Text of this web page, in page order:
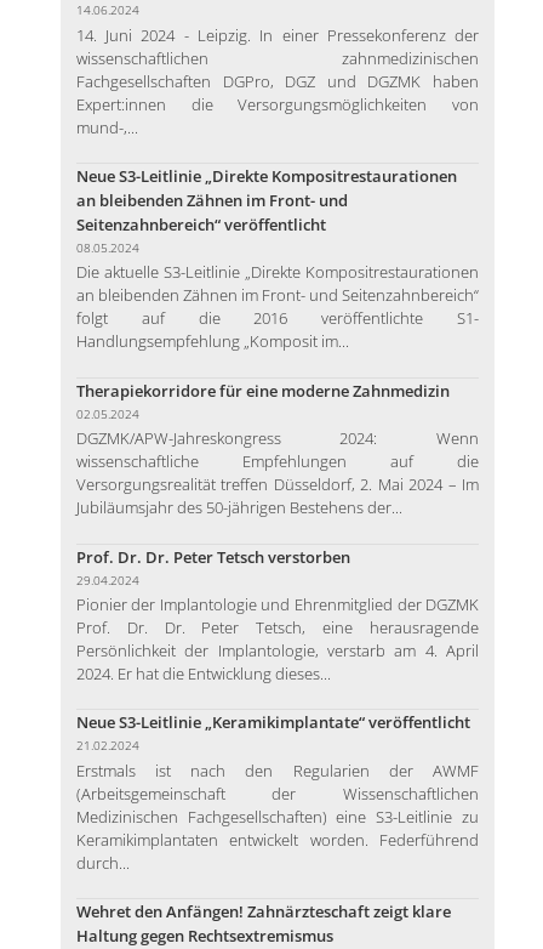
14.06.2024
14. Juni 2024 - Leipzig. In einer Pressekonferenz der
wissenschaftlichen zahnmedizinischen
Fachgesellschaften DGPro, DGZ und DGZMK haben
Expert:innen die Versorgungsmöglichkeiten von
mund-,...
Neue S3-Leitlinie „Direkte Kompositrestaurationen
an bleibenden Zähnen im Front- und
Seitenzahnbereich“ veröffentlicht
08.05.2024
Die aktuelle S3-Leitlinie „Direkte Kompositrestaurationen
an bleibenden Zähnen im Front- und Seitenzahnbereich“
folgt auf die 2016 veröffentlichte S1-
Handlungsempfehlung „Komposit im...
Therapiekorridore für eine moderne Zahnmedizin
02.05.2024
DGZMK/APW-Jahreskongress 2024: Wenn
wissenschaftliche Empfehlungen auf die
Versorgungsrealität treffen Düsseldorf, 2. Mai 2024 – Im
Jubiläumsjahr des 50-jährigen Bestehens der...
Prof. Dr. Dr. Peter Tetsch verstorben
29.04.2024
Pionier der Implantologie und Ehrenmitglied der DGZMK
Prof. Dr. Dr. Peter Tetsch, eine herausragende
Persönlichkeit der Implantologie, verstarb am 4. April
2024. Er hat die Entwicklung dieses...
Neue S3-Leitlinie „Keramikimplantate“ veröffentlicht
21.02.2024
Erstmals ist nach den Regularien der AWMF
(Arbeitsgemeinschaft der Wissenschaftlichen
Medizinischen Fachgesellschaften) eine S3-Leitlinie zu
Keramikimplantaten entwickelt worden. Federführend
durch...
Wehret den Anfängen! Zahnärzteschaft zeigt klare
Haltung gegen Rechtsextremismus